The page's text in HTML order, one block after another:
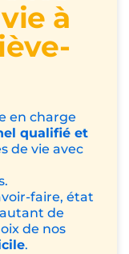
à
en charge
qualifié et
de vie avec
faire, état
de
de nos
.